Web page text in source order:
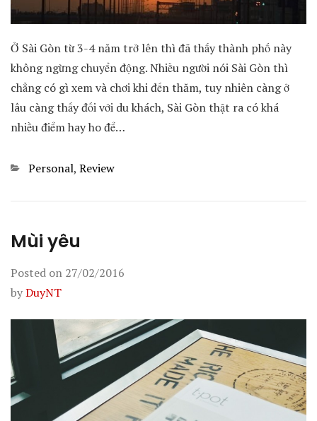
Ở Sài Gòn từ 3-4 năm trở lên thì đã thấy thành phố này
không ngừng chuyển động. Nhiều người nói Sài Gòn thì
chẳng có gì xem và chơi khi đến thăm, tuy nhiên càng ở
lâu càng thấy đối với du khách, Sài Gòn thật ra có khá
nhiều điểm hay ho để…
Categories
Personal, Review
Mùi yêu
Posted on 27/02/2016
byDuyNT